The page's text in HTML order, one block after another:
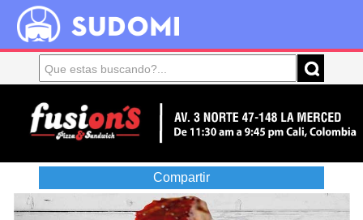
Compartir